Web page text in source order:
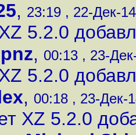
, 23:19 , 22-Дек-
5.2.0
, 00:13 , 23-
5.2.0
, 00:18 , 23-Дек-
XZ 5.2.0